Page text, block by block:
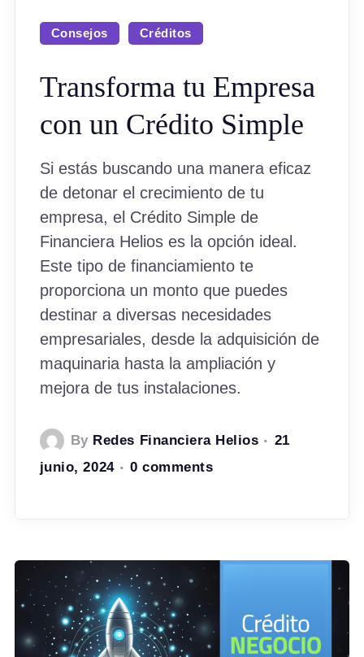
Consejos Créditos
Transforma tu Empresa
con un Crédito Simple
Si estás buscando una manera eficaz
de detonar el crecimiento de tu
empresa, el Crédito Simple de
Financiera Helios es la opción ideal.
Este tipo de financiamiento te
proporciona un monto que puedes
destinar a diversas necesidades
empresariales, desde la adquisición de
maquinaria hasta la ampliación y
mejora de tus instalaciones.
By Redes Financiera Helios
21
junio, 2024
0 comments